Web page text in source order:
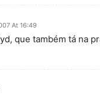
At 16:49
que também tá na